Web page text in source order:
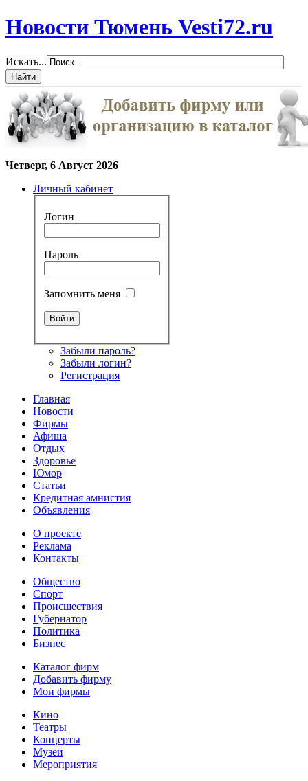
Новости Тюмень Vesti72.ru
Искать...
Четверг, 6 Август 2026
Личный кабинет
Логин
Пароль
Запомнить меня
Забыли пароль?
Забыли логин?
Регистрация
Главная
Новости
Фирмы
Афиша
Отдых
Здоровье
Юмор
Статьи
Кредитная амнистия
Объявления
О проекте
Реклама
Контакты
Общество
Спорт
Происшествия
Губернатор
Политика
Бизнес
Каталог фирм
Добавить фирму
Мои фирмы
Кино
Театры
Концерты
Музеи
Мероприятия